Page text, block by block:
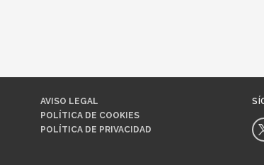
AVISO LEGAL
POLÍTICA DE COOKIES
POLÍTICA DE PRIVACIDAD